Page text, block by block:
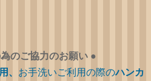
のご協力のお願い ●
、 お手洗いご利用の際のハンカ